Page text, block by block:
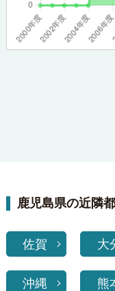
鹿児島県の近隣
佐賀 大
沖縄 熊